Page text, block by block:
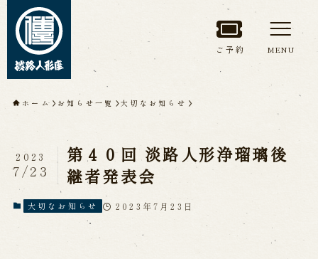
トップページ
淡路人形座について
淡路人形座とは
座員紹介
人間国宝 故鶴澤友路師匠
淡路人形座の成り立ち
淡路人形座で研修した人々
淡路人形浄瑠璃を受け継いで
ご予約 MENU
ホーム お知らせ一覧 大切なお知らせ
第４０回 淡路人形浄瑠璃後
継者発表会
2023
7/23
大切なお知らせ 2023年7月23日